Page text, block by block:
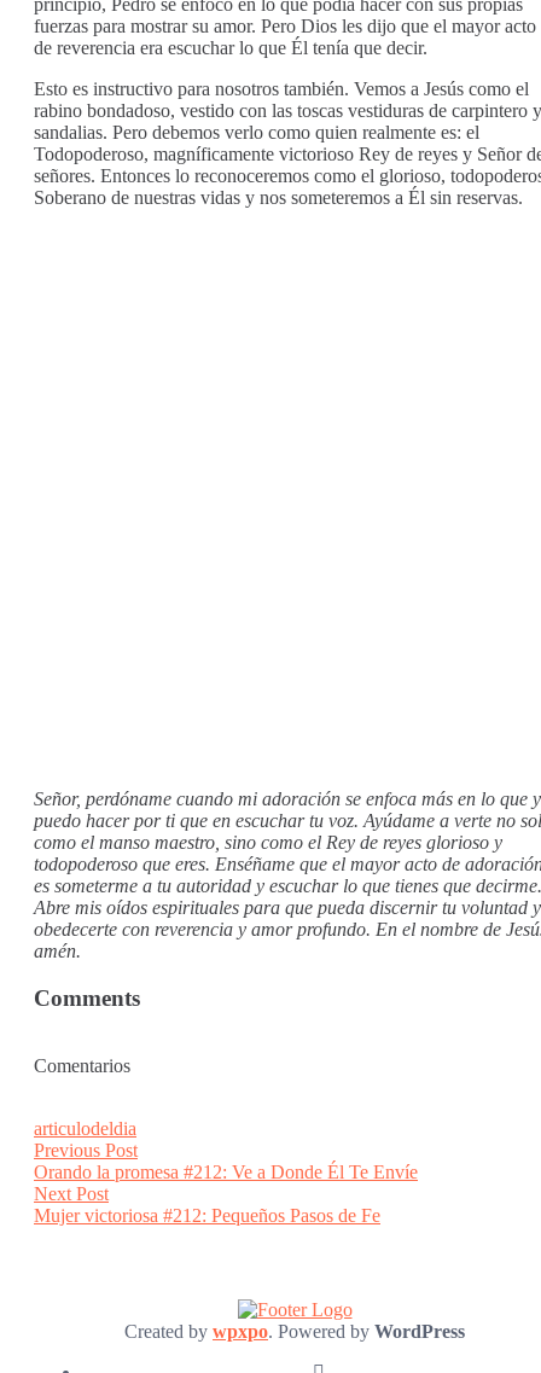
fuerzas para mostrar su amor. Pero Dios les dijo que el mayor acto
de reverencia era escuchar lo que Él tenía que decir.
Esto es instructivo para nosotros también. Vemos a Jesús como el
rabino bondadoso, vestido con las toscas vestiduras de carpintero y
sandalias. Pero debemos verlo como quien realmente es: el
Todopoderoso, magníficamente victorioso Rey de reyes y Señor
señores. Entonces lo reconoceremos como el glorioso,
Soberano de nuestras vidas y nos someteremos a Él sin reservas.
Señor, perdóname cuando mi adoración se enfoca más en lo que
puedo hacer por ti que en escuchar tu voz. Ayúdame a verte no
como el manso maestro, sino como el Rey de reyes glorioso y
todopoderoso que eres. Enséñame que el mayor acto de
es someterme a tu autoridad y escuchar lo que tienes que decirme.
Abre mis oídos espirituales para que pueda discernir tu voluntad y
obedecerte con reverencia y amor profundo. En el nombre de
amén.
Comments
Comentarios
articulodeldia
Post
navigation
Previous PostPrevious
post:
Orando la promesa #212: Ve a Donde Él Te Envíe
Next PostNext
post:
Mujer victoriosa #212: Pequeños Pasos de Fe
Created by wpxpo. Powered by WordPress